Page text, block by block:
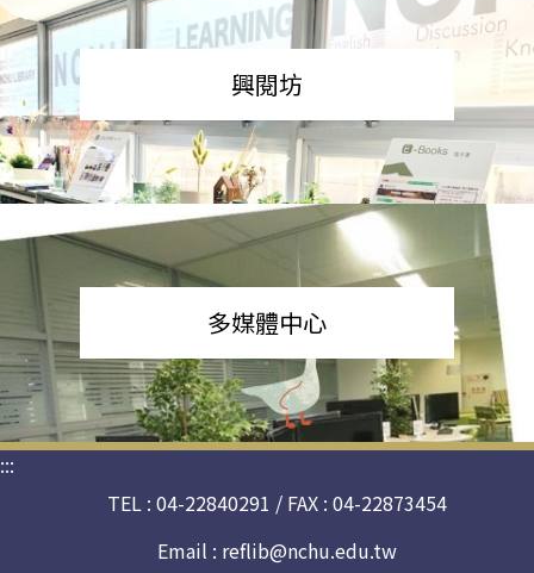
興閱坊
多媒體中心
:::
TEL : 04-22840291 / FAX : 04-22873454
Email : reflib@nchu.edu.tw